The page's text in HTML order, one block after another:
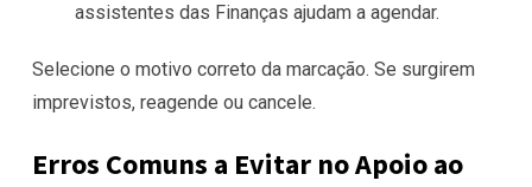
assistentes das Finanças ajudam a agendar.
Selecione o motivo correto da marcação. Se surgirem
imprevistos, reagende ou cancele.
Erros Comuns a Evitar no Apoio ao